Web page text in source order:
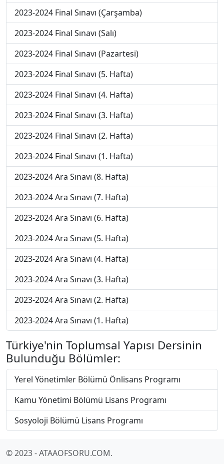
2023-2024 Final Sınavı (Çarşamba)
2023-2024 Final Sınavı (Salı)
2023-2024 Final Sınavı (Pazartesi)
2023-2024 Final Sınavı (5. Hafta)
2023-2024 Final Sınavı (4. Hafta)
2023-2024 Final Sınavı (3. Hafta)
2023-2024 Final Sınavı (2. Hafta)
2023-2024 Final Sınavı (1. Hafta)
2023-2024 Ara Sınavı (8. Hafta)
2023-2024 Ara Sınavı (7. Hafta)
2023-2024 Ara Sınavı (6. Hafta)
2023-2024 Ara Sınavı (5. Hafta)
2023-2024 Ara Sınavı (4. Hafta)
2023-2024 Ara Sınavı (3. Hafta)
2023-2024 Ara Sınavı (2. Hafta)
2023-2024 Ara Sınavı (1. Hafta)
Türkiye'nin Toplumsal Yapısı Dersinin
Bulunduğu Bölümler:
Yerel Yönetimler Bölümü Önlisans Programı
Kamu Yönetimi Bölümü Lisans Programı
Sosyoloji Bölümü Lisans Programı
© 2023 - ATAAOFSORU.COM.